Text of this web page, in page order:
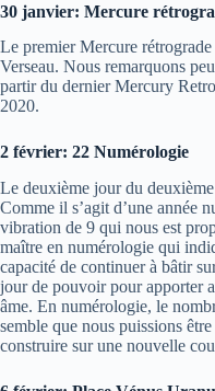
30 janvier: Mercure
Le premier Mercure rétrograde
Verseau. Nous remarquons
partir du dernier Mercury
2020.
2 février: 22 Numérologie
Le deuxième jour du
Comme il s’agit d’une année
vibration de 9 qui nous est
maître en numérologie qui
capacité de continuer à bâtir
jour de pouvoir pour apporter
âme. En numérologie, le
semble que nous puissions
construire sur une nouvelle